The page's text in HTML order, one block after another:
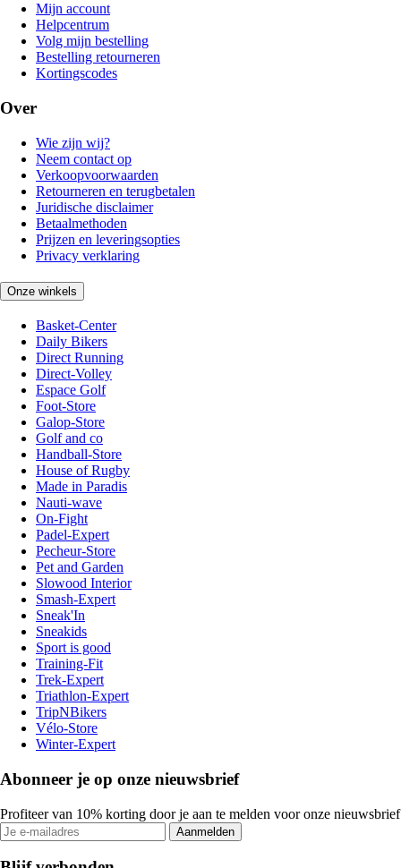
Mijn account
Helpcentrum
Volg mijn bestelling
Bestelling retourneren
Kortingscodes
Over
Wie zijn wij?
Neem contact op
Verkoopvoorwaarden
Retourneren en terugbetalen
Juridische disclaimer
Betaalmethoden
Prijzen en leveringsopties
Privacy verklaring
Onze winkels
Basket-Center
Daily Bikers
Direct Running
Direct-Volley
Espace Golf
Foot-Store
Galop-Store
Golf and co
Handball-Store
House of Rugby
Made in Paradis
Nauti-wave
On-Fight
Padel-Expert
Pecheur-Store
Pet and Garden
Slowood Interior
Smash-Expert
Sneak'In
Sneakids
Sport is good
Training-Fit
Trek-Expert
Triathlon-Expert
TripNBikers
Vélo-Store
Winter-Expert
Abonneer je op onze nieuwsbrief
Profiteer van 10% korting door je aan te melden voor onze nieuwsbrief
Aanmelden